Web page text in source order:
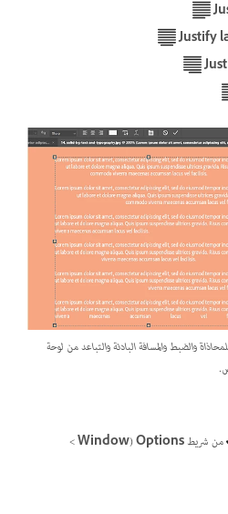
Justify
والضبط والمسافة البادئة والتباعد من لوحة
من شريطOptions
(
Window
‏>